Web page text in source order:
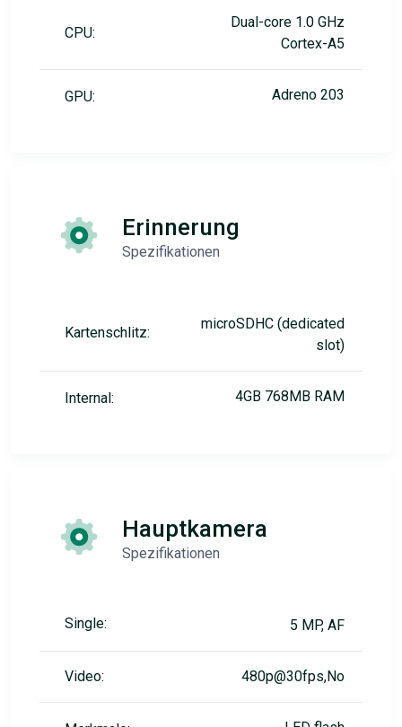
CPU:
Dual-core 1.0 GHz
Cortex-A5
GPU: Adreno 203
Erinnerung
Spezifikationen
Kartenschlitz:
microSDHC (dedicated
slot)
Internal: 4GB 768MB RAM
Hauptkamera
Spezifikationen
Single: 5 MP, AF
Video: 480p@30fps,No